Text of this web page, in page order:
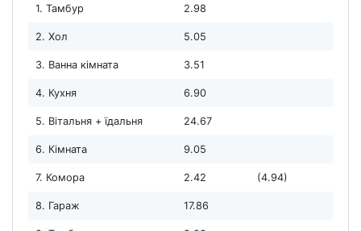
1. Тамбур 2.98
2. Хол 5.05
3. Ванна кімната 3.51
4. Кухня 6.90
5. Вітальня + їдальня 24.67
6. Кімната 9.05
7. Комора 2.42 (4.94)
8. Гараж 17.86